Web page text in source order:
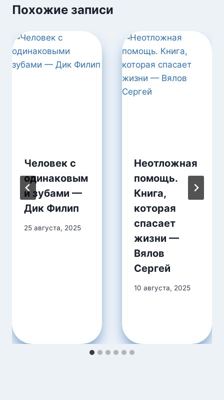
Похожие записи
Человек с
одинаковым
и зубами —
Дик Филип
25 августа, 2025
Неотложная
помощь.
Книга,
которая
спасает
жизни —
Вялов
Сергей
10 августа, 2025